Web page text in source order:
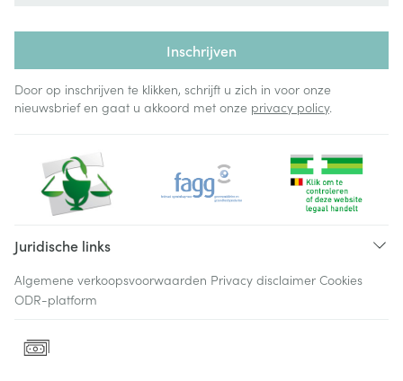
Inschrijven
Door op inschrijven te klikken, schrijft u zich in voor onze
nieuwsbrief en gaat u akkoord met onze privacy policy.
Juridische links
Algemene verkoopsvoorwaarden Privacy disclaimer Cookies
ODR-platform